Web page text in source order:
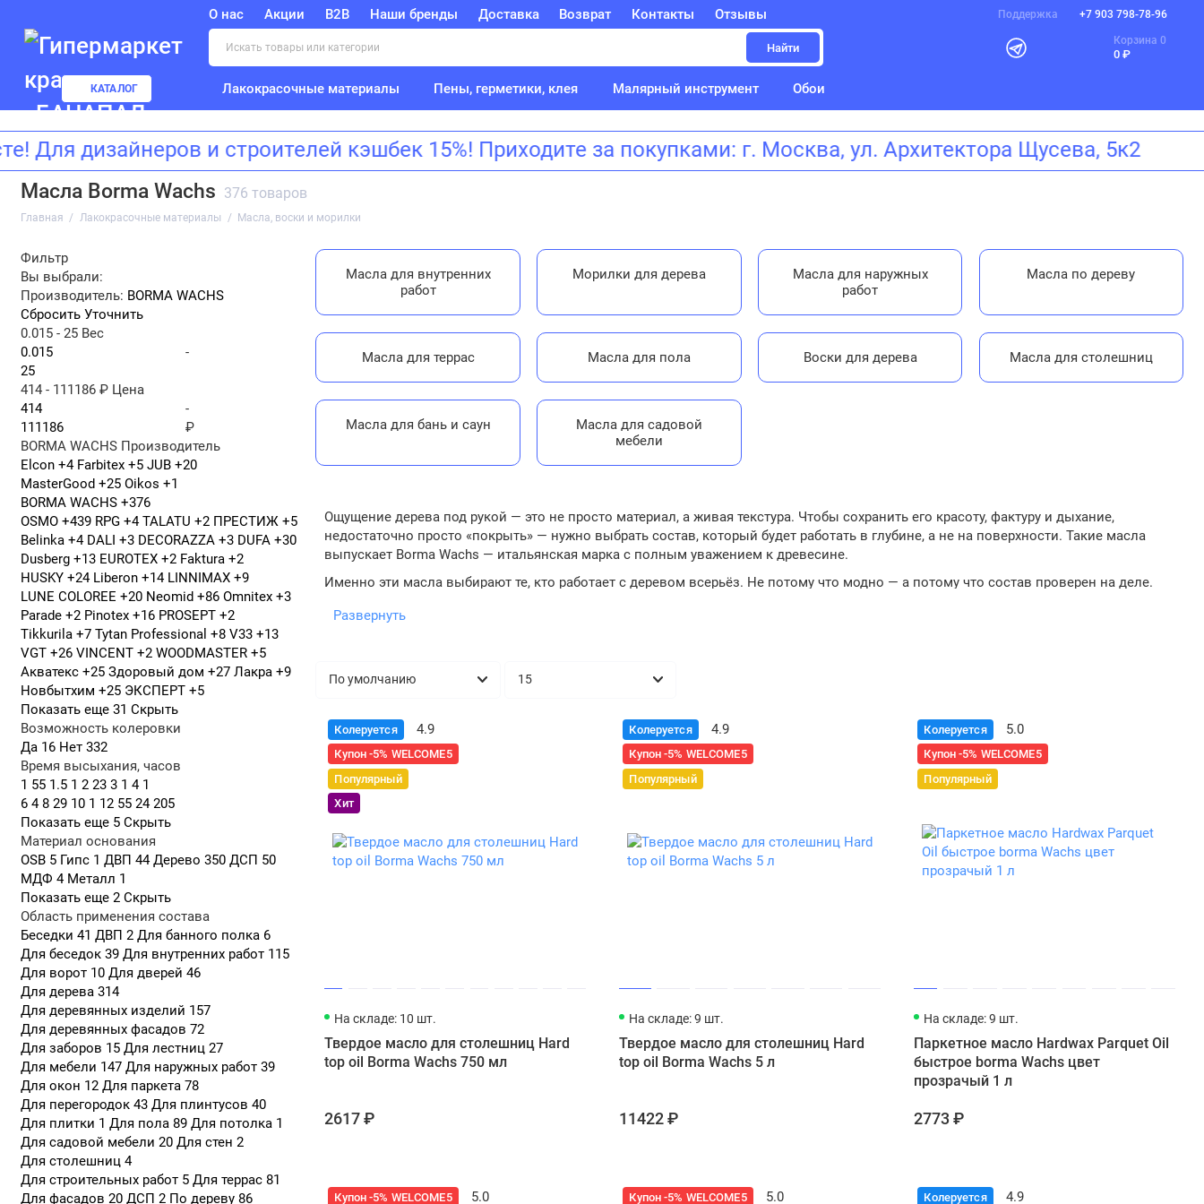
О нас Акции B2B Наши бренды Доставка Возврат Контакты Отзывы Поддержка +7 903 798-78-96
Найти
Корзина 0
0 ₽
КАТАЛОГ Лакокрасочные материалы Пены, герметики, клея Малярный инструмент Обои
дизайнеров и строителей кэшбек 15%! Приходите за покупками: г. Москва, ул. Архитектора Щусева, 5к2
Масла Borma Wachs 376 товаров
Главная Лакокрасочные материалы Масла, воски и морилки
Фильтр
Вы выбрали:
Производитель: BORMA WACHS
Сбросить Уточнить
0.015- 25 Вес
-
414- 111186₽ Цена
-
₽
BORMA WACHS Производитель
Elcon +4 Farbitex +5 JUB +20
MasterGood +25 Oikos +1
BORMA WACHS +376
OSMO +439 RPG +4 TALATU +2 ПРЕСТИЖ +5
Belinka +4 DALI +3 DECORAZZA +3 DUFA +30
Dusberg +13 EUROTEX +2 Faktura +2
HUSKY +24 Liberon +14 LINNIMAX +9
LUNE COLOREE +20 Neomid +86 Omnitex +3
Parade +2 Pinotex +16 PROSEPT +2
Tikkurila +7 Tytan Professional +8 V33 +13
VGT +26 VINCENT +2 WOODMASTER +5
Акватекс +25 Здоровый дом +27 Лакра +9
Новбытхим +25 ЭКСПЕРТ +5
Показать еще 31 Скрыть
Возможность колеровки
Да 16 Нет 332
Время высыхания, часов
1 55 1.5 1 2 23 3 1 4 1
6 4 8 29 10 1 12 55 24 205
Показать еще 5 Скрыть
Материал основания
OSB 5 Гипс 1 ДВП 44 Дерево 350 ДСП 50
МДФ 4 Металл 1
Показать еще 2 Скрыть
Область применения состава
Беседки 41 ДВП 2 Для банного полка 6
Для беседок 39 Для внутренних работ 115
Для ворот 10 Для дверей 46
Для дерева 314
Для деревянных изделий 157
Для деревянных фасадов 72
Для заборов 15 Для лестниц 27
Для мебели 147 Для наружных работ 39
Для окон 12 Для паркета 78
Для перегородок 43 Для плинтусов 40
Для плитки 1 Для пола 89 Для потолка 1
Для садовой мебели 20 Для стен 2
Для столешниц 4
Для строительных работ 5 Для террас 81
Для фасадов 20 ДСП 2 По дереву 86
Масла для внутренних
работ
Морилки для дерева
Масла для наружных
работ
Масла по дереву
Масла для террас Масла для пола Воски для дерева Масла для столешниц
Масла для бань и саун
Масла для садовой
мебели
Ощущение дерева под рукой — это не просто материал, а живая текстура. Чтобы сохранить его красоту, фактуру и дыхание,
недостаточно просто «покрыть» — нужно выбрать состав, который будет работать в глубине, а не на поверхности. Такие масла
выпускает Borma Wachs — итальянская марка с полным уважением к древесине.
Именно эти масла выбирают те, кто работает с деревом всерьёз. Не потому что модно — а потому что состав проверен на деле.
оригинальную продукцию и грамотную помощь при выборе.
Borma Wachs создаёт масла, которые не маскируют дерево, а раскрывают его.
Глубокое проникновение без закупоривания. Масло впитывается в толщу, не образует «корки» и позволяет дереву дышать.
Стойкость к внешним условиям без жертв в эстетике. Даже терраса под дождём или парилка с температурой выше 100°C —
масло ведёт себя стабильно.
Экономичный расход. Хорошо подготовленная древесина требует меньше состава. Это не видно в начале, но экономия — по
итогу.
Это не лак, не плёнка, не глянец ради глянца — это работа с порами, волокнами и оттенком.
Для пола, мебели и внутренних работ
Hardwax Oil. Профессиональное твёрдое масло Борма на основе натуральных компонентов с добавлением воска.
Предназначено для обработки полов, мебели, панелей и лестниц в интерьере. Формирует прочное матовое покрытие,
глубоко проникает в древесину, подчёркивает её текстуру и защищает от влаги, истирания и загрязнений. Идеально для
помещений с умеренной нагрузкой, где важно сохранить натуральный вид поверхности.
Hardwax Oil Rapid. Если вы ограничены по времени, но не хотите жертвовать качеством, подойдёт быстрое масло-воск Borma.
Это модификация твёрдого масла с ускоренным временем высыхания: поверхность становится сухой на отлип уже через 2–
лёгким сатиновым отблеском, устойчив к загрязнениям.
Развернуть
Колеруется
Купон -5% WELCOME5
Популярный
Хит
4.9
На складе: 10 шт.
Твердое масло для столешниц Hard
top oil Borma Wachs 750 мл
2617 ₽
Колеруется
Купон -5% WELCOME5
Популярный
4.9
На складе: 9 шт.
Твердое масло для столешниц Hard
top oil Borma Wachs 5 л
11422 ₽
Колеруется
Купон -5% WELCOME5
Популярный
5.0
На складе: 9 шт.
Паркетное масло Hardwax Parquet Oil
быстрое borma Wachs цвет
прозрачый 1 л
2773 ₽
Купон -5% WELCOME5
5.0
Купон -5% WELCOME5
5.0
Колеруется
4.9